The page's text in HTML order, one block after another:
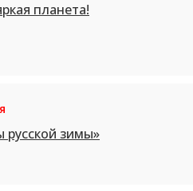
планета!
русской зимы»